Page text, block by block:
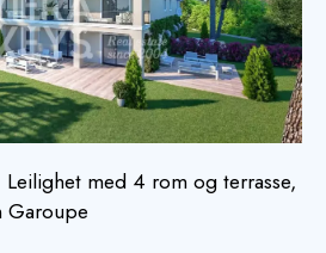
med 4 rom og terrasse,
Garoupe